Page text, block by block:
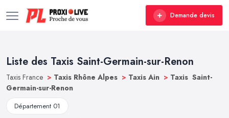
Demande devis
Liste des Taxis Saint-Germain-sur-Renon
Taxis France > Taxis Rhône Alpes > Taxis Ain > Taxis Saint-
Germain-sur-Renon
Département 01